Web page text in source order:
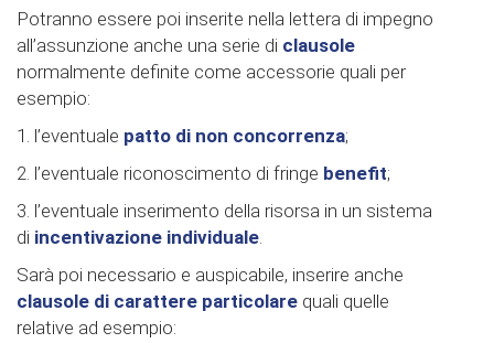
Potranno essere poi inserite nella lettera di impegno
all’assunzione anche una serie di clausole
normalmente definite come accessorie quali per
esempio:
1. l’eventuale patto di non concorrenza;
2. l’eventuale riconoscimento di fringe benefit;
3. l’eventuale inserimento della risorsa in un sistema
di incentivazione individuale.
Sarà poi necessario e auspicabile, inserire anche
clausole di carattere particolare quali quelle
relative ad esempio: